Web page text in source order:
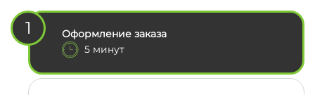
1
Оформление заказа
5 минут